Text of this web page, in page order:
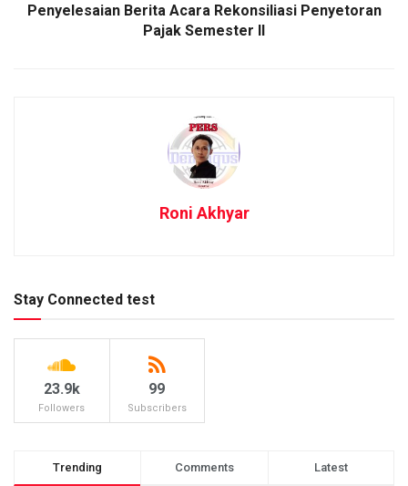
Penyelesaian Berita Acara Rekonsiliasi Penyetoran
Pajak Semester II
Roni Akhyar
Stay Connected test
23.9k
Followers
99
Subscribers
Trending Comments Latest